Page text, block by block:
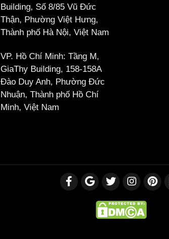
Building, Số 8/85 Vũ Đức
Thận, Phường Việt Hưng,
Thành phố Hà Nội, Việt Nam
VP. Hồ Chí Minh: Tầng M,
GiaThy Building, 158-158A
Đào Duy Anh, Phường Đức
Nhuận, Thành phố Hồ Chí
Minh, Việt Nam